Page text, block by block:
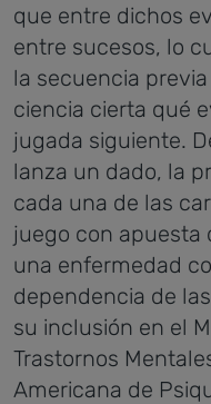
que entre dichos
entre sucesos, lo
la secuencia
ciencia cierta qué
jugada siguiente.
lanza un dado, la
cada una de las
juego con apuesta
una enfermedad
dependencia de
su inclusión en el
Trastornos
Americana de